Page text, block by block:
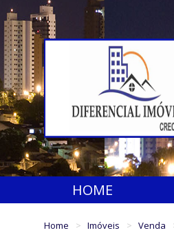
HOME
Home Imóveis Venda